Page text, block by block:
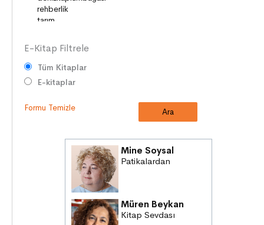
E-Kitap Filtrele
Tüm Kitaplar
E-kitaplar
Formu Temizle
Mine Soysal
Patikalardan
Müren Beykan
Kitap Sevdası